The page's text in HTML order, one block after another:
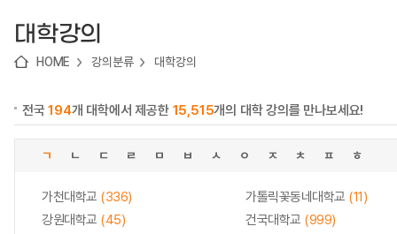
대학강의
HOME 강의분류 대학강의
전국194개 대학에서 제공한 15,515개의 대학 강의를 만나보세요!
ㄱ ㄴ ㄷ ㄹ ㅁ ㅂ ㅅ ㅇ ㅈ ㅊ ㅍ ㅎ
가천대학교 (336) 가톨릭꽃동네대학교 (11)
강원대학교 (45) 건국대학교 (999)